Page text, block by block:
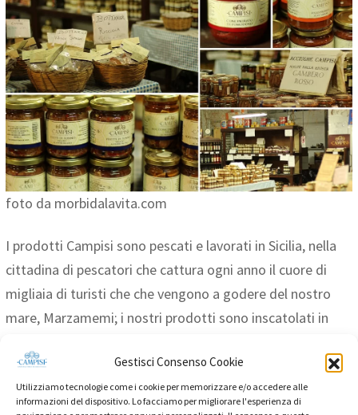
Gestisci Consenso Cookie
Utilizziamo tecnologie come i cookie per memorizzare e/o accedere alle
informazioni del dispositivo. Lo facciamo per migliorare l'esperienza di
foto da morbidalavita.com
I prodotti Campisi sono pescati e lavorati in Sicilia, nella
cittadina di pescatori che cattura ogni anno il cuore di
migliaia di turisti che che vengono a godere del nostro
mare, Marzamemi; i nostri prodotti sono inscatolati in
nostra terra in una gamma completa che comprende
tutto il meglio della pesca siciliana.